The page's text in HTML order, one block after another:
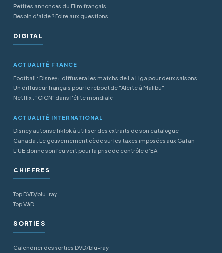
Petites annonces du Film français
Besoin d'aide ? Foire aux questions
DIGITAL
ACTUALITÉ FRANCE
Football : Disney+ diffusera les matchs de La Liga pour deux saisons
Un diffuseur français pour le reboot de "Alerte à Malibu"
Netflix : "GIGN" dans l'élite mondiale
ACTUALITÉ INTERNATIONAL
Disney autorise TikTok à utiliser des extraits de son catalogue
Canada : Le gouvernement cède sur les taxes imposées aux Gafan
L’UE donne son feu vert pour la prise de contrôle d’EA
CHIFFRES
Top DVD/blu-ray
Top VàD
SORTIES
Calendrier des sorties DVD/blu-ray